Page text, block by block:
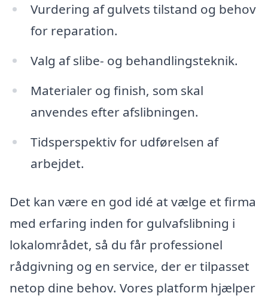
Vurdering af gulvets tilstand og behov
for reparation.
Valg af slibe- og behandlingsteknik.
Materialer og finish, som skal
anvendes efter afslibningen.
Tidsperspektiv for udførelsen af
arbejdet.
Det kan være en god idé at vælge et firma
med erfaring inden for gulvafslibning i
lokalområdet, så du får professionel
rådgivning og en service, der er tilpasset
netop dine behov. Vores platform hjælper